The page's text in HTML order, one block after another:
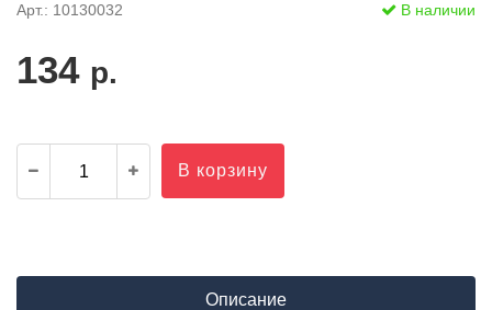
Арт.: 10130032 В наличии
134 р.
В корзину
Описание